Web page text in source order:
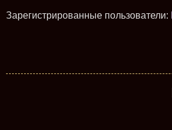
Зарегистрированные пользователи: